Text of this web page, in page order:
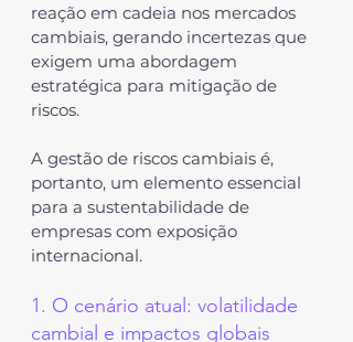
reação em cadeia nos mercados
cambiais, gerando incertezas que
exigem uma abordagem
estratégica para mitigação de
riscos.
A gestão de riscos cambiais é,
portanto, um elemento essencial
para a sustentabilidade de
empresas com exposição
internacional.
1. O cenário atual: volatilidade
cambial e impactos globais